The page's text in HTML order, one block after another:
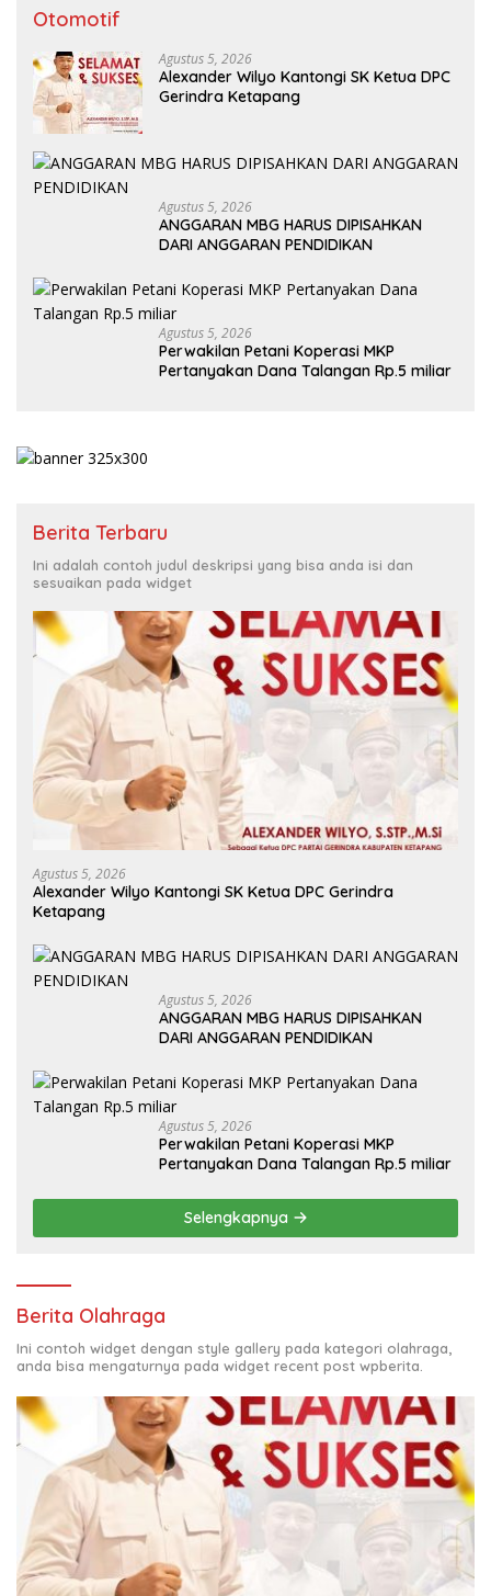
Otomotif
Agustus 5, 2026
Alexander Wilyo Kantongi SK Ketua DPC
Gerindra Ketapang
Agustus 5, 2026
ANGGARAN MBG HARUS DIPISAHKAN
DARI ANGGARAN PENDIDIKAN
Agustus 5, 2026
Perwakilan Petani Koperasi MKP
Pertanyakan Dana Talangan Rp.5 miliar
Berita Terbaru
Ini adalah contoh judul deskripsi yang bisa anda isi dan
sesuaikan pada widget
Agustus 5, 2026
Alexander Wilyo Kantongi SK Ketua DPC Gerindra
Ketapang
Agustus 5, 2026
ANGGARAN MBG HARUS DIPISAHKAN
DARI ANGGARAN PENDIDIKAN
Agustus 5, 2026
Perwakilan Petani Koperasi MKP
Pertanyakan Dana Talangan Rp.5 miliar
Selengkapnya
Berita Olahraga
Ini contoh widget dengan style gallery pada kategori olahraga,
anda bisa mengaturnya pada widget recent post wpberita.